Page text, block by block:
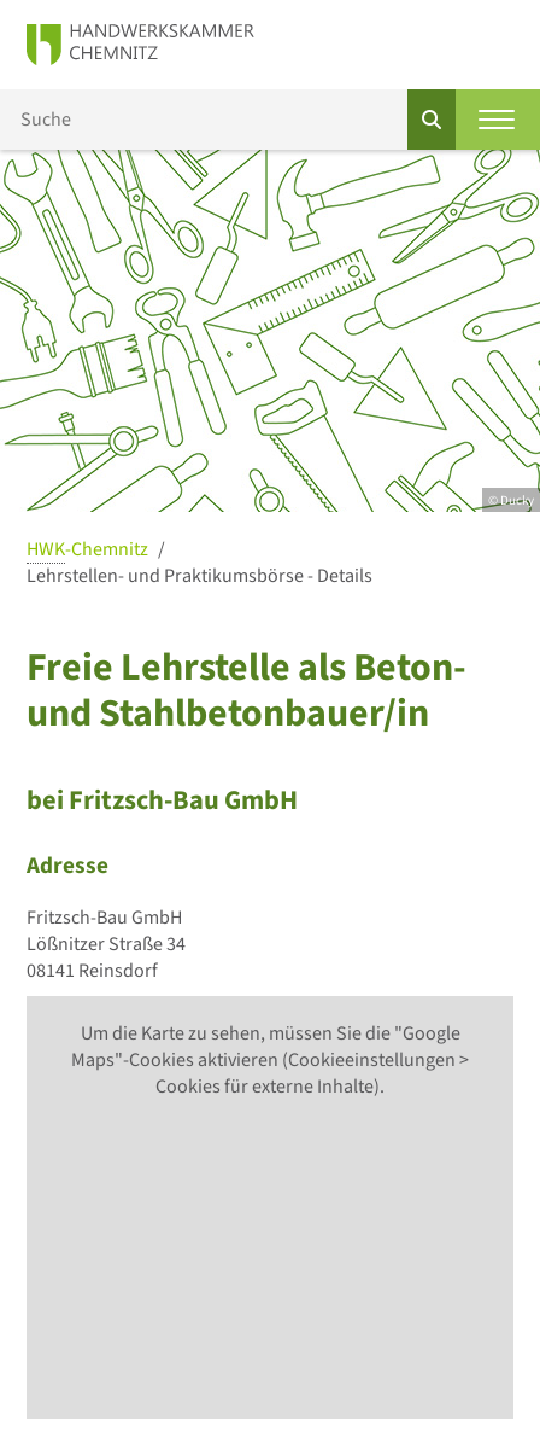
© Ducky
HWK-Chemnitz
Lehrstellen- und Praktikumsbörse - Details
Freie Lehrstelle als Beton-
und Stahlbetonbauer/in
bei Fritzsch-Bau GmbH
Adresse
Fritzsch-Bau GmbH
Lößnitzer Straße 34
08141 Reinsdorf
Um die Karte zu sehen, müssen Sie die "Google
Maps"-Cookies aktivieren (Cookieeinstellungen >
Cookies für externe Inhalte).